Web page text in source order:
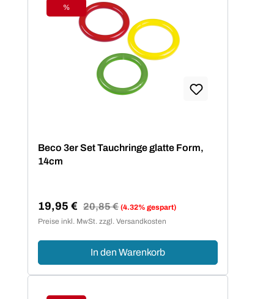
Rabatt
%
Beco 3er Set Tauchringe glatte Form,
14cm
Verkaufspreis:
19,95 € Regulärer Preis:
20,85 € (4.32% gespart)
Preise inkl. MwSt. zzgl. Versandkosten
In den Warenkorb